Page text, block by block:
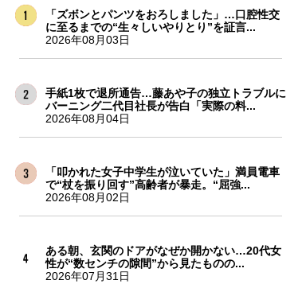
「ズボンとパンツをおろしました」…口腔性交
に至るまでの“生々しいやりとり”を証言...
2026年08月03日
手紙1枚で退所通告…藤あや子の独立トラブルに
バーニング二代目社長が告白「実際の料...
2026年08月04日
「叩かれた女子中学生が泣いていた」満員電車
で“杖を振り回す”高齢者が暴走。“屈強...
2026年08月02日
ある朝、玄関のドアがなぜか開かない…20代女
性が“数センチの隙間”から見たものの...
2026年07月31日